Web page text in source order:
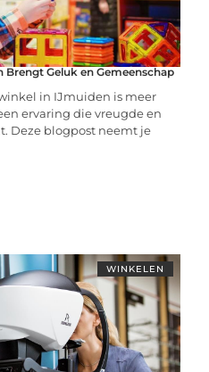
Geluk en Gemeenschap
in IJmuiden is meer
ervaring die vreugde en
Deze blogpost neemt je
WINKELEN